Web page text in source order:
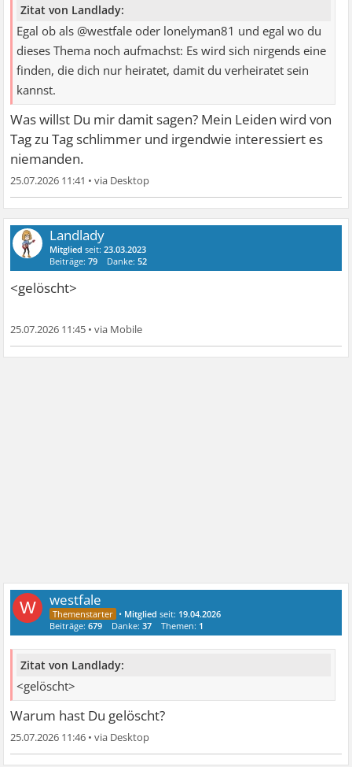
Zitat von Landlady:
Egal ob als @westfale oder lonelyman81 und egal wo du
dieses Thema noch aufmachst: Es wird sich nirgends eine
finden, die dich nur heiratet, damit du verheiratet sein
kannst.
Was willst Du mir damit sagen? Mein Leiden wird von
Tag zu Tag schlimmer und irgendwie interessiert es
niemanden.
25.07.2026 11:41 •
Landlady
Mitglied seit:23.03.2023
Beiträge:79 Danke:52
<gelöscht>
25.07.2026 11:45 •
W westfale
• Mitglied seit: 19.04.2026
Beiträge:679 Danke:37 Themen: 1
Zitat von Landlady:
<gelöscht>
Warum hast Du gelöscht?
25.07.2026 11:46 •